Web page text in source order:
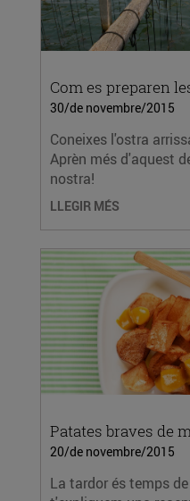
Com es preparen
30/de novembre/2015
Coneixes l'ostra
Aprèn més d'aquest
nostra!
LLEGIR MÉS
Patates braves de
20/de novembre/2015
La tardor és temps